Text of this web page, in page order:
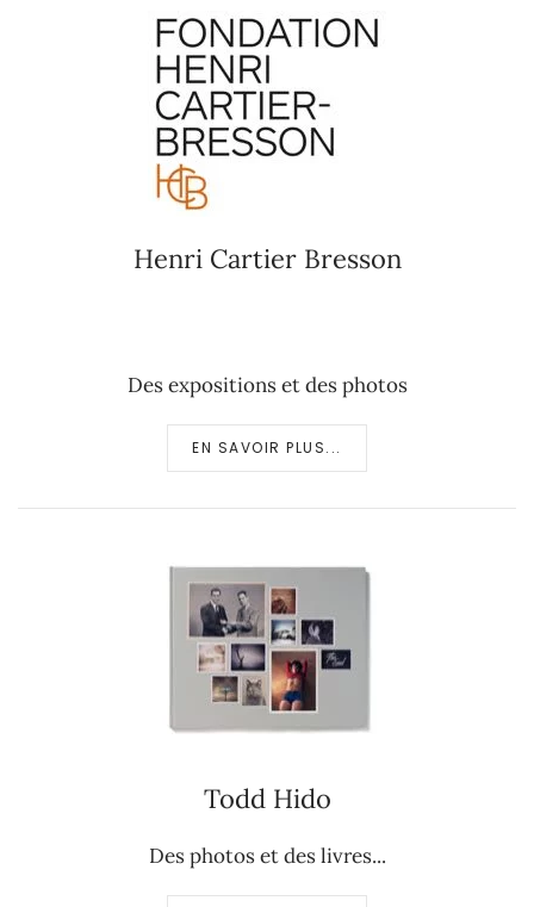
Henri Cartier Bresson
Des expositions et des photos
EN SAVOIR PLUS...
Todd Hido
Des photos et des livres...